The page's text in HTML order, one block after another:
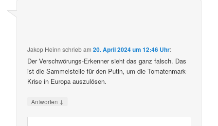
Jakop Heinn schriebam20. April 2024 um 12:46 Uhr:
Der Verschwörungs-Erkenner sieht das ganz falsch. Das
ist die Sammelstelle für den Putin, um die Tomatenmark-
Krise in Europa auszulösen.
Antworten ↓